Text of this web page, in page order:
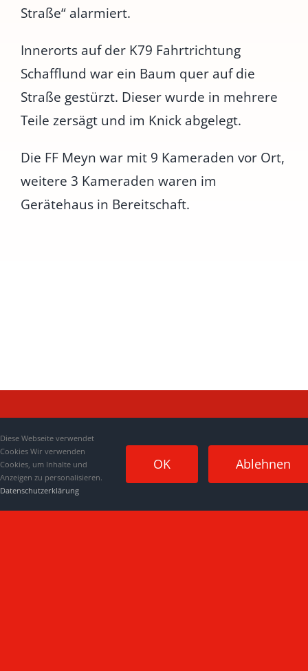
Straße“ alarmiert.
Innerorts auf der K79 Fahrtrichtung
Schafflund war ein Baum quer auf die
Straße gestürzt. Dieser wurde in mehrere
Teile zersägt und im Knick abgelegt.
Die FF Meyn war mit 9 Kameraden vor Ort,
weitere 3 Kameraden waren im
Gerätehaus in Bereitschaft.
Diese Webseite verwendet
Cookies Wir verwenden
Cookies, um Inhalte und
Anzeigen zu personalisieren.
Datenschutzerklärung
OK Ablehnen